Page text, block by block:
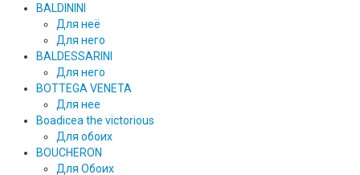
BALDININI
Для неё
Для него
BALDESSARINI
Для него
BOTTEGA VENETA
Для нее
Boadicea the victorious
Для обоих
BOUCHERON
Для Обоих